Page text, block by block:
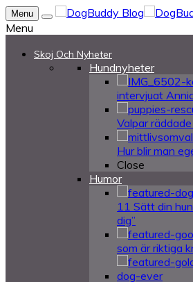
Menu
Menu
Skoj Och Nyheter
Hundnyheter
intervjuat
Valpar
Hur blir man
Close
Humor
11 Sätt din
dig”
som är riktiga